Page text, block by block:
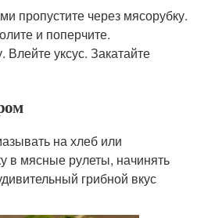
пропустите через мясорубку.
и поперчите.
Влейте уксус. Закатайте
на хлеб или
в мясные рулеты, начинять
грибной вкус